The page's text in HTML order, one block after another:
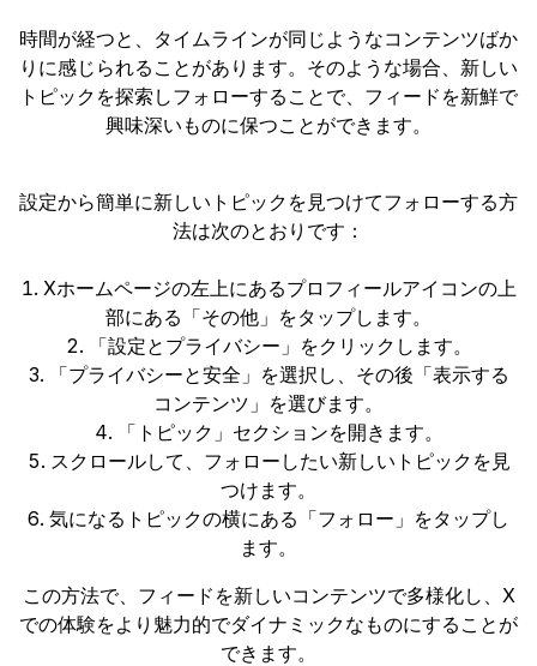
時間が経つと、タイムラインが同じようなコンテンツばか
りに感じられることがあります。そのような場合、新しい
トピックを探索しフォローすることで、フィードを新鮮で
興味深いものに保つことができます。
設定から簡単に新しいトピックを見つけてフォローする方
法は次のとおりです：
Xホームページの左上にあるプロフィールアイコンの上
部にある「その他」をタップします。
「設定とプライバシー」をクリックします。
「プライバシーと安全」を選択し、その後「表示する
コンテンツ」を選びます。
「トピック」セクションを開きます。
スクロールして、フォローしたい新しいトピックを見
つけます。
気になるトピックの横にある「フォロー」をタップし
ます。
この方法で、フィードを新しいコンテンツで多様化し、X
での体験をより魅力的でダイナミックなものにすることが
できます。